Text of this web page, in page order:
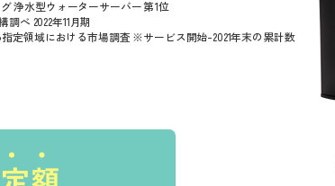
浄水型ウォーターサーバー 第1位
べ 2022年11月期
定領域における市場調査 ※サービス開始-2021年末の累計数